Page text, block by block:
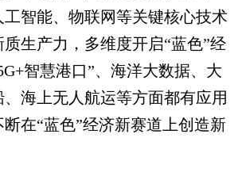
智能、物联网等关键核心技术
生产力，多维度开启“蓝色”经
智慧港口”、海洋大数据、大
海上无人航运等方面都有应用
在“蓝色”经济新赛道上创造新